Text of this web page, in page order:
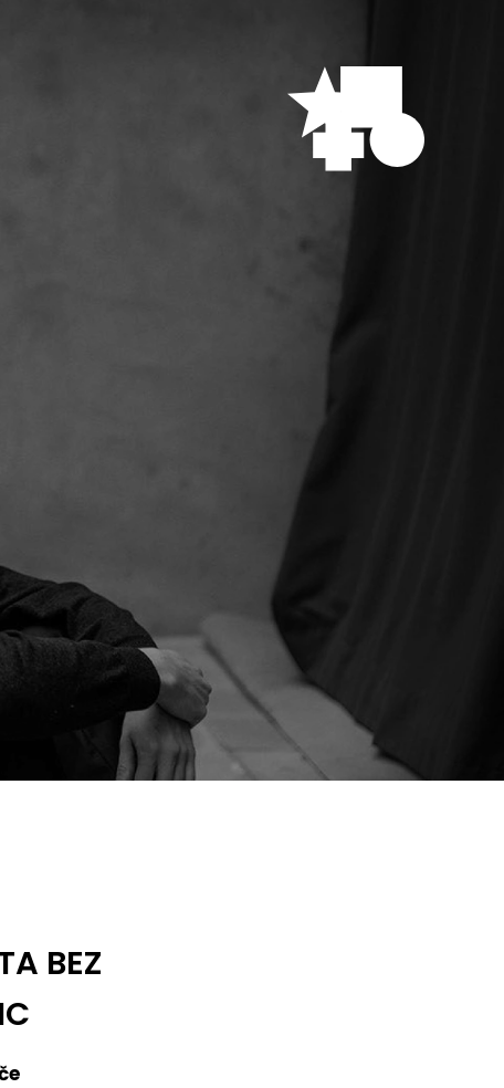
BEZ